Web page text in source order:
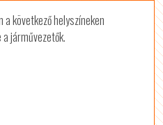
következő helyszíneken
járművezetők.